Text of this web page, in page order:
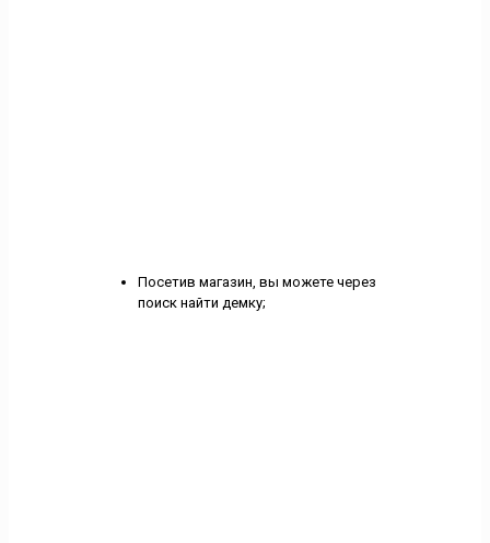
Посетив магазин, вы можете через
поиск найти демку;